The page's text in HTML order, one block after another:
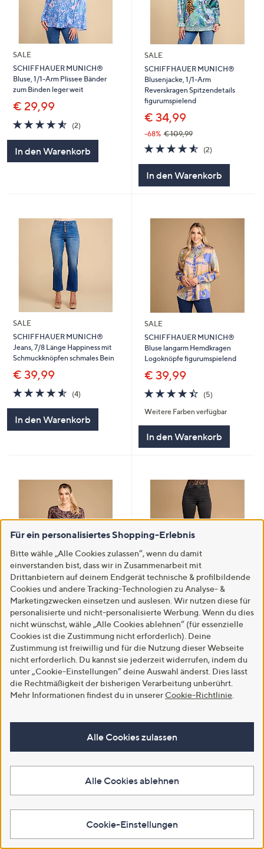
SALE
SCHIFFHAUER MUNICH®
Bluse, 1/1-Arm Plissee Bänder
zum Binden leger weit
€ 29,99
4.5
von
(2)
In den Warenkorb
SALE
SCHIFFHAUER MUNICH®
Blusenjacke, 1/1-Arm
Reverskragen Spitzendetails
figurumspielend
€ 34,99
-68% € 109,99
4.5
von
5
(2)
In den Warenkorb
SALE
SCHIFFHAUER MUNICH®
Jeans, 7/8 Länge Happiness mit
Schmuckknöpfen schmales Bein
€ 39,99
4.5
von
(4)
In den Warenkorb
SALE
SCHIFFHAUER MUNICH®
Bluse langarm Hemdkragen
Logoknöpfe figurumspielend
€ 39,99
4.4
von
5
(5)
Weitere Farben verfügbar
In den Warenkorb
SALE
SCHIFFHAUER MUNICH®
Shirt Portugal
Druck figurumspielend
€ 26,99
4.3
von
5
3
Bewertungen
In den Warenkorb
SALE
SCHIFFHAUER MUNICH®
Jeans France Rundumdehnbund
Eingrifftaschen weites Bein
€ 44,99
4.3
von
5
3
Bewertungen
Weitere Farben verfügbar
In den Warenkorb
SALE
Für ein personalisiertes Shopping-Erlebnis
Bitte wähle „Alle Cookies zulassen“, wenn du damit
einverstanden bist, dass wir in Zusammenarbeit mit
Drittanbietern auf deinem Endgerät technische & profilbildende
Cookies und andere Tracking-Technologien zu Analyse- &
Marketingzwecken einsetzen und auslesen. Wir nutzen diese für
personalisierte und nicht-personalisierte Werbung. Wenn du dies
nicht wünschst, wähle „Alle Cookies ablehnen“ (für essenzielle
Cookies ist die Zustimmung nicht erforderlich). Deine
Zustimmung ist freiwillig und für die Nutzung dieser Webseite
nicht erforderlich. Du kannst sie jederzeit widerrufen, indem du
unter „Cookie-Einstellungen“ deine Auswahl änderst. Dies lässt
die Rechtmäßigkeit der bisherigen Verarbeitung unberührt.
Mehr Informationen findest du in unserer Cookie-Richtlinie
Alle Cookies zulassen
Alle Cookies ablehnen
Cookie-Einstellungen